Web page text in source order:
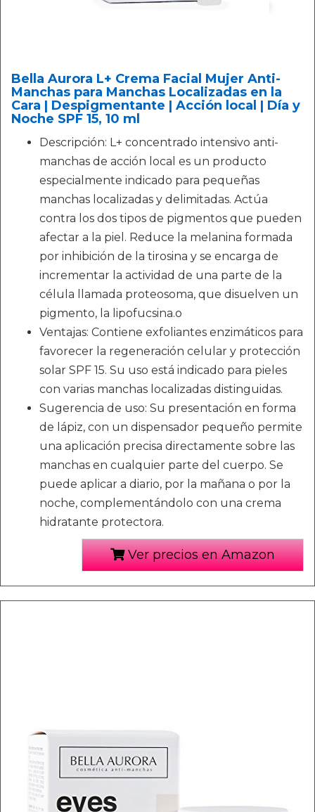
Bella Aurora L+ Crema Facial Mujer Anti-
Manchas para Manchas Localizadas en la
Cara | Despigmentante | Acción local | Día y
Noche SPF 15, 10 ml
Descripción: L+ concentrado intensivo anti-
manchas de acción local es un producto
especialmente indicado para pequeñas
manchas localizadas y delimitadas. Actúa
contra los dos tipos de pigmentos que pueden
afectar a la piel. Reduce la melanina formada
por inhibición de la tirosina y se encarga de
incrementar la actividad de una parte de la
célula llamada proteosoma, que disuelven un
pigmento, la lipofucsina.o
Ventajas: Contiene exfoliantes enzimáticos para
favorecer la regeneración celular y protección
solar SPF 15. Su uso está indicado para pieles
con varias manchas localizadas distinguidas.
Sugerencia de uso: Su presentación en forma
de lápiz, con un dispensador pequeño permite
una aplicación precisa directamente sobre las
manchas en cualquier parte del cuerpo. Se
puede aplicar a diario, por la mañana o por la
noche, complementándolo con una crema
hidratante protectora.
Ver precios en Amazon